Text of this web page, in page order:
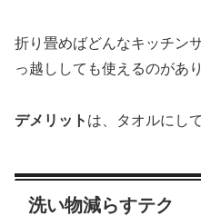
折り畳めばどんなキッチン
っ越ししても使えるのがあ
デメリット は、タオルにし
洗い物減らすテク